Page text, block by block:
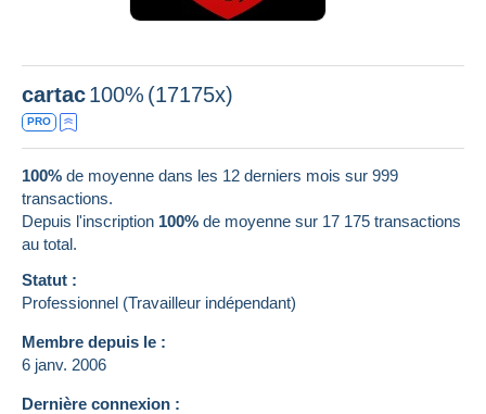
cartac100% (17175x)
PRO
100% de moyenne dans les 12 derniers mois sur 999
transactions.
Depuis l'inscription 100% de moyenne sur 17 175 transactions
au total.
Statut :
Professionnel (Travailleur indépendant)
Membre depuis le :
6 janv. 2006
Dernière connexion :